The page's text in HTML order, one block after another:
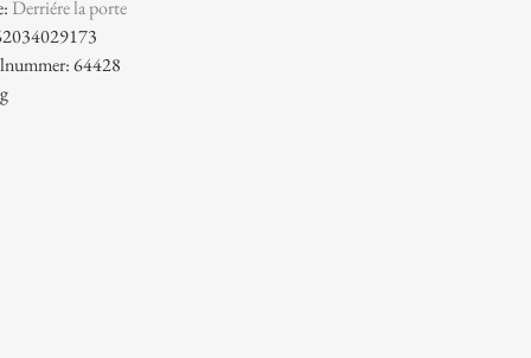
Derriére la porte
64428